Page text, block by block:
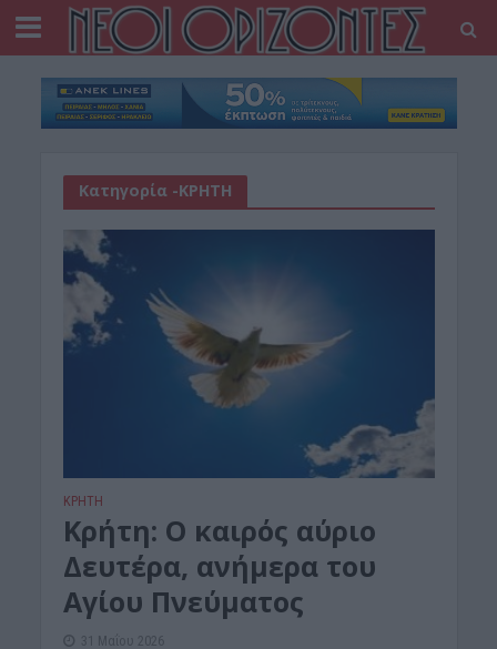
Κατηγορία -ΚΡΗΤΗ
ΚΡΗΤΗ
Κρήτη: Ο καιρός αύριο
Δευτέρα, ανήμερα του
Αγίου Πνεύματος
31 Μαΐου 2026